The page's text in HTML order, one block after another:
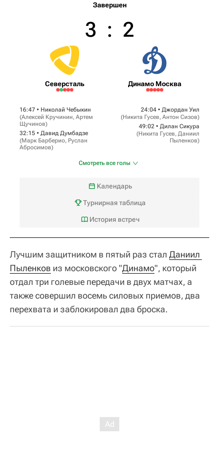
Завершен
Северсталь
3 : 2
Динамо Москва
16:47 • Николай Чебыкин
(Алексей Кручинин, Артем
Щучинов)
32:15 • Давид Думбадзе
(Марк Барберио, Руслан
Абросимов)
24:04 • Джордан Уил
(Никита Гусев, Антон Сизов)
49:02 • Дилан Сикура
(Никита Гусев, Даниил
Пыленков)
Смотреть все голы
Календарь
Турнирная таблица
История встреч
Лучшим защитником в пятый раз стал Даниил
Пыленков из московского "Динамо", который
отдал три голевые передачи в двух матчах, а
также совершил восемь силовых приемов, два
перехвата и заблокировал два броска.